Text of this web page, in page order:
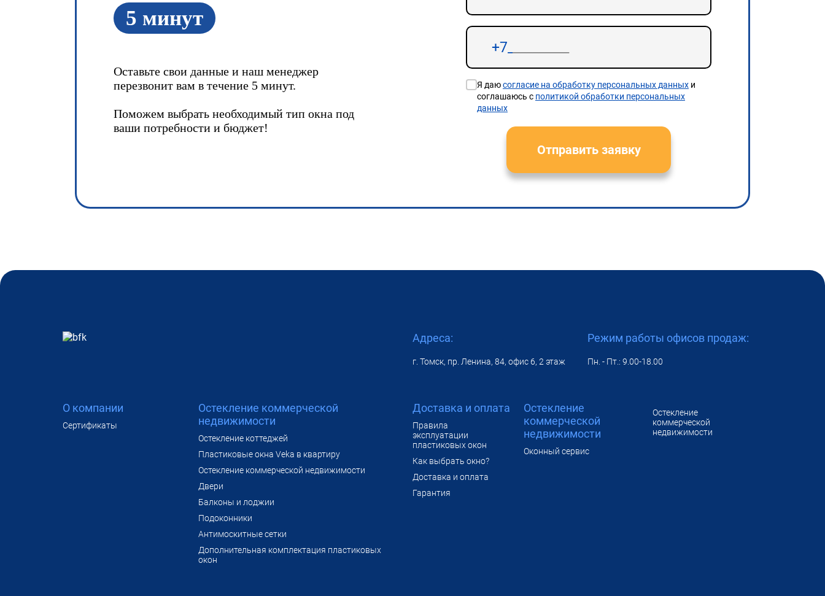
5 минут
Оставьте свои данные и наш менеджер
перезвонит вам в течение 5 минут.
Поможем выбрать необходимый тип окна под
ваши потребности и бюджет!
Я даюсогласие на обработку персональных данных и
соглашаюсь с политикой обработки персональных
данных
Отправить заявку
Адреса:
г. Томск, пр. Ленина, 84, офис 6, 2 этаж
Режим работы офисов продаж:
Пн. - Пт.: 9.00-18.00
О компании
Сертификаты
Остекление коммерческой
недвижимости
Остекление коттеджей
Пластиковые окна Veka в квартиру
Остекление коммерческой недвижимости
Двери
Балконы и лоджии
Подоконники
Антимоскитные сетки
Дополнительная комплектация пластиковых
окон
Доставка и оплата
Правила
эксплуатации
пластиковых окон
Как выбрать окно?
Доставка и оплата
Гарантия
Остекление
коммерческой
недвижимости
Оконный сервис
Остекление
коммерческой
недвижимости